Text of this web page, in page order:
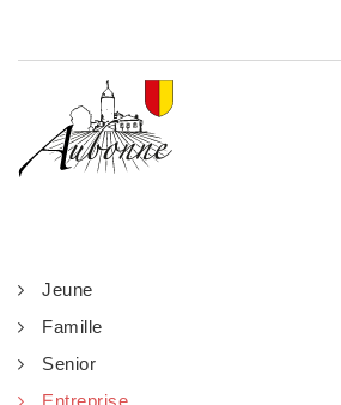
Jeune
Famille
Senior
Entreprise